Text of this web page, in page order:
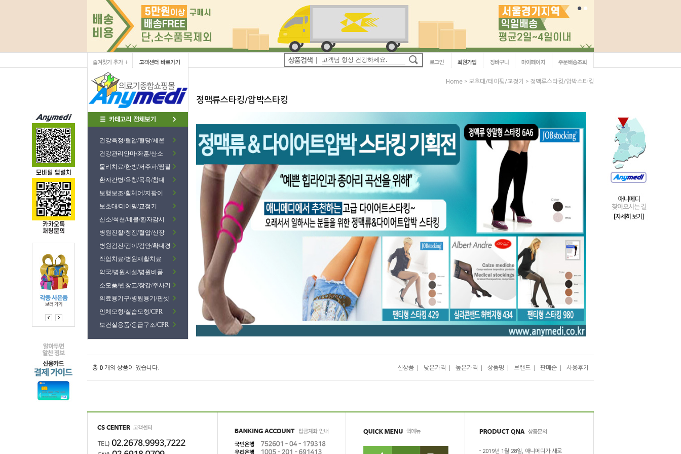
건강측정/혈압/혈당/체온
건강관리안마/좌훈/산소
물리치료/한방/저주파/찜질
환자간병/욕창/목욕/침대
보행보조/휠체어/지팡이
보호대/테이핑/교정기
산소/석션/네블/환자감시
병원진찰/청진/혈압/신장
병원검진/검이/검안/확대경
작업치료/병원재활치료
약국/병원시설/병원비품
소모품/반창고/장갑/주사기
의료용기구/병원용기/핀셋
인체모형/실습모형/CPR
보건실용품/응급구조/CPR
Home > 보호대/테이핑/교정기 > 정맥류스타킹/압박스타킹
정맥류스타킹/압박스타킹
총 0 개의 상품이 있습니다. 신상품 낮은가격 높은가격 상품명 브랜드 판매순 사용후기
- 2019년 1월 28일, 애니메디가 새로